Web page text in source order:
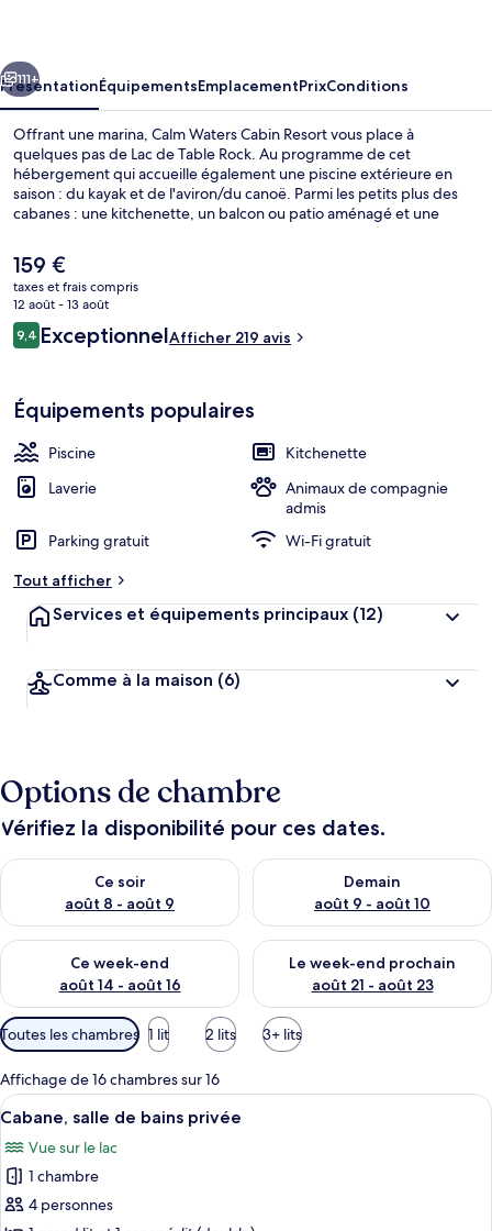
Suivant
111+
PrésentationÉquipementsEmplacementPrixConditions
Offrant une marina, Calm Waters Cabin Resort vous place à
quelques pas de Lac de Table Rock. Au programme de cet
hébergement qui accueille également une piscine extérieure en
saison : du kayak et de l'aviron/du canoë. Parmi les petits plus des
cabanes : une kitchenette, un balcon ou patio aménagé et une
Le
prix
actuel
est
de
159 €
taxes et frais compris
12 août - 13 août
Avis
voyageurs
9,49,4 sur 10
ExceptionnelAfficher 219 avis
Équipements populaires
Piscine
Kitchenette
Laverie
Animaux de compagnie
admis
Parking gratuit
Wi-Fi gratuit
Tout afficher
Services et équipements principaux (12)
Comme à la maison (6)
Options de chambre
Vérifiez la disponibilité pour ces dates.
Ce soir
août 8 - août 9
Vérifier la disponibilité pour ce soir août 8 - août 9
Demain
août 9 - août 10
Vérifier la disponibilité pour
Ce week-end
août 14 - août 16
Vérifier la disponibilité pour ce week-end août 14 - août 16
Le week-end prochain
août 21 - août 23
Vérifier la disponibilité pour
Filtres
disponibles
pour
les
chambres
Toutes les chambres 1 lit 2 lits 3+ lits
Affichage de 16 chambres sur 16
Afficher
toutes
les
photos
pour
Une rangée de chalets modernes
13
Cabane, salle de bains privée
Vue sur le lac
1 chambre
4 personnes